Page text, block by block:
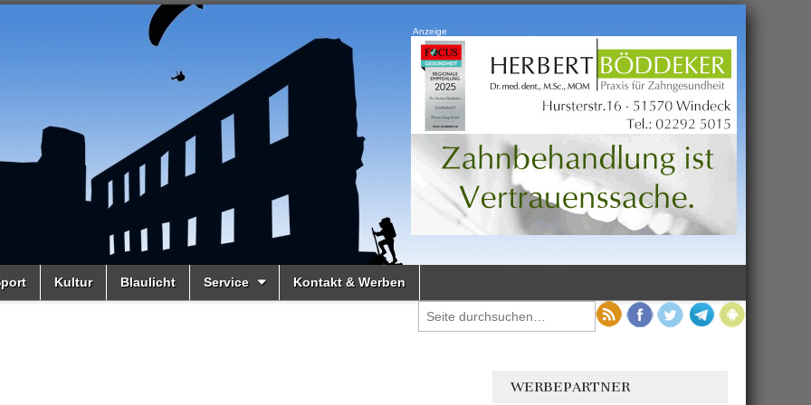
Anzeige
Kultur Blaulicht Service Kontakt & Werben
WERBEPARTNER